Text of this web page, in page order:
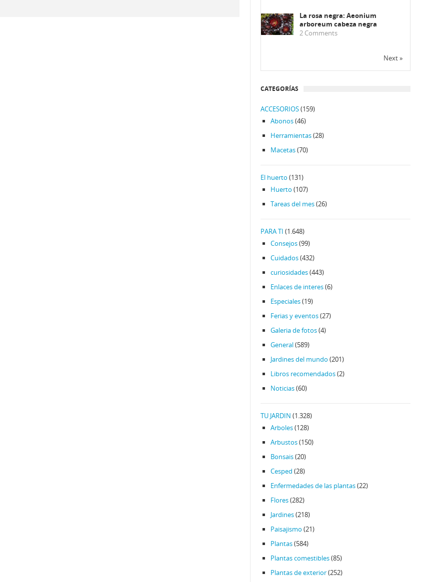
La rosa negra: Aeonium
arboreum cabeza negra
2 Comments
Next »
CATEGORÍAS
ACCESORIOS(159)
Abonos(46)
Herramientas(28)
Macetas(70)
El huerto (131)
Huerto (107)
Tareas del mes(26)
PARA TI (1.648)
Consejos(99)
Cuidados(432)
curiosidades(443)
Enlaces de interes(6)
Especiales(19)
Ferias y eventos(27)
Galeria de fotos(4)
General(589)
Jardines del mundo (201)
Libros recomendados(2)
Noticias(60)
TU JARDIN (1.328)
Arboles(128)
Arbustos(150)
Bonsais(20)
Cesped (28)
Enfermedades de las plantas(22)
Flores(282)
Jardines(218)
Paisajismo (21)
Plantas(584)
Plantas comestibles(85)
Plantas de exterior(252)